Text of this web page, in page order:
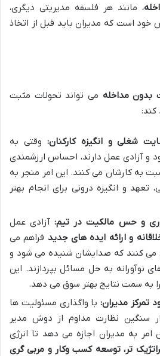
، مانند هر فلسفه مدیریتی دیگری،
خود است که مدیران باید قبل از اتخاذ
بدون مداخله می تواند تحولات مثبت
کند:
شغلی و انگیزه کارکنان: وقتی به
و آزادی عمل دارند، احساس ارزشمندی
به کارشان می کنند. این امر منجر به
و انگیزه درونی برای انجام بهتر
و حس مالکیت در تیم:آزادی عمل
و ارائه ایده های جدید فراهم می
می کنند که صدایشان شنیده می شود و
نوآورانه به حل مسائل بپردازند. این
به سمت نتایج بهتر سوق می دهد.
مدیران:با واگذاری مسئولیت ها
سنگین نظارت مداوم از دوش مدیر
امر به مدیران اجازه می دهد تا انرژی
تر، توسعه کسب وکار و مربی گری